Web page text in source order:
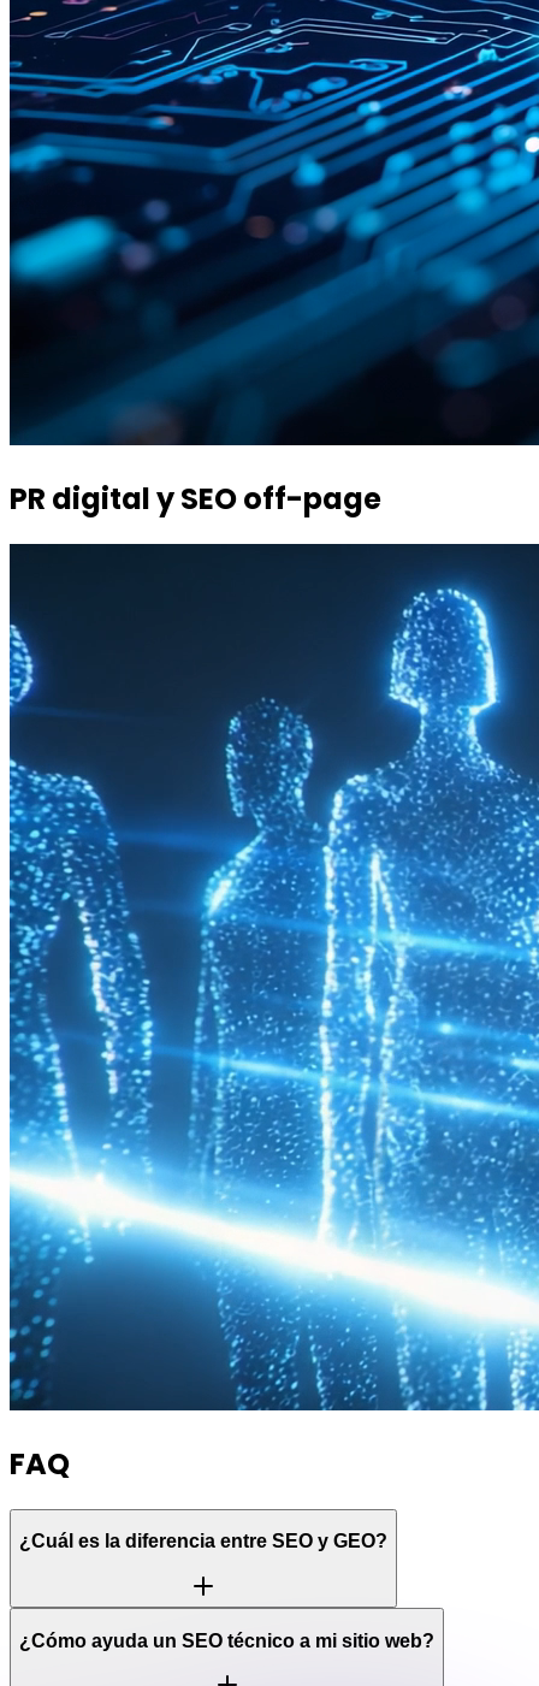
PR digital y SEO off-page
FAQ
¿Cuál es la diferencia entre SEO y GEO?
¿Cómo ayuda un SEO técnico a mi sitio web?